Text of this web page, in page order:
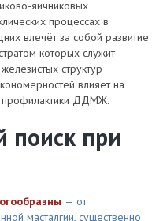
яичниковых
процессах в
влечёт за собой развитие
которых служит
структур
влияет на
профилактики ДДМЖ.
поиск при
— от
масталгии, существенно